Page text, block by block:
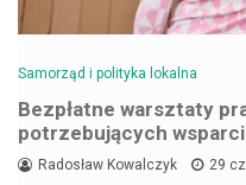
Samorząd i polityka lokalna
Bezpłatne warsztaty
potrzebujących
Radosław Kowalczyk 29